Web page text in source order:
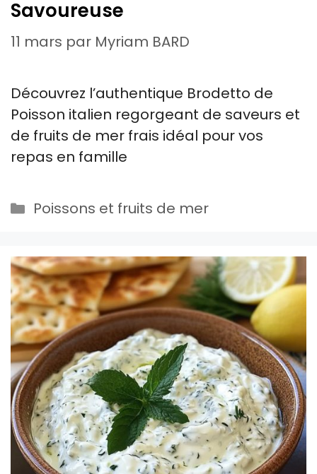
Savoureuse
11 mars par Myriam BARD
Découvrez l’authentique Brodetto de
Poisson italien regorgeant de saveurs et
de fruits de mer frais idéal pour vos
repas en famille
Catégories
Poissons et fruits de mer